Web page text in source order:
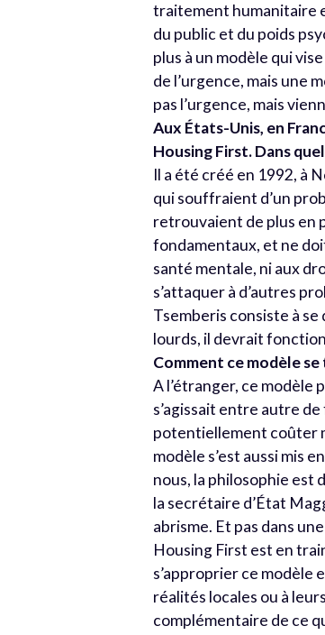
traitement humanitaire
du public et du poids
plus à un modèle qui
de l’urgence, mais une
pas l’urgence, mais
Aux États-Unis, en
Housing First.Dans
Il a été créé en 1992, à
qui souffraient d’un
retrouvaient de plus en
fondamentaux, et ne
santé mentale, ni aux
s’attaquer à d’autres
Tsemberis consiste à se
lourds, il devrait
Comment ce modèle
A l’étranger, ce modèle
s’agissait entre autre
potentiellement coûter
modèle s’est aussi mis
nous, la philosophie est
la secrétaire d’État
abrisme. Et pas dans
Housing First est en
s’approprier ce modèle
réalités locales ou à
complémentaire de ce